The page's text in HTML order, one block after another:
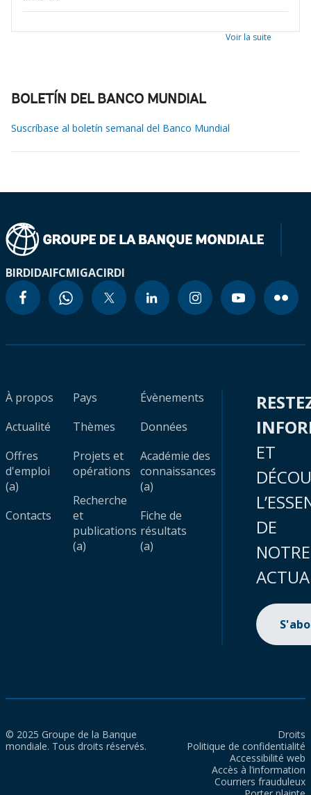
Voir la suite
BOLETÍN DEL BANCO MUNDIAL
Suscríbase al boletín semanal del Banco Mundial
BIRDIDAIFCMIGACIRDI
À propos
Actualité
Offres
d'emploi
(a)
Contacts
Pays
Thèmes
Projets et
opérations
Recherche
et
publications
(a)
Évènements
Données
Académie des
connaissances
(a)
Fiche de
résultats
(a)
ET
DE
NOTRE
© 2025 Groupe de la Banque
mondiale. Tous droits réservés.
Droits
Politique de confidentialité
Accessibilité web
Accès à l’information
Courriers frauduleux